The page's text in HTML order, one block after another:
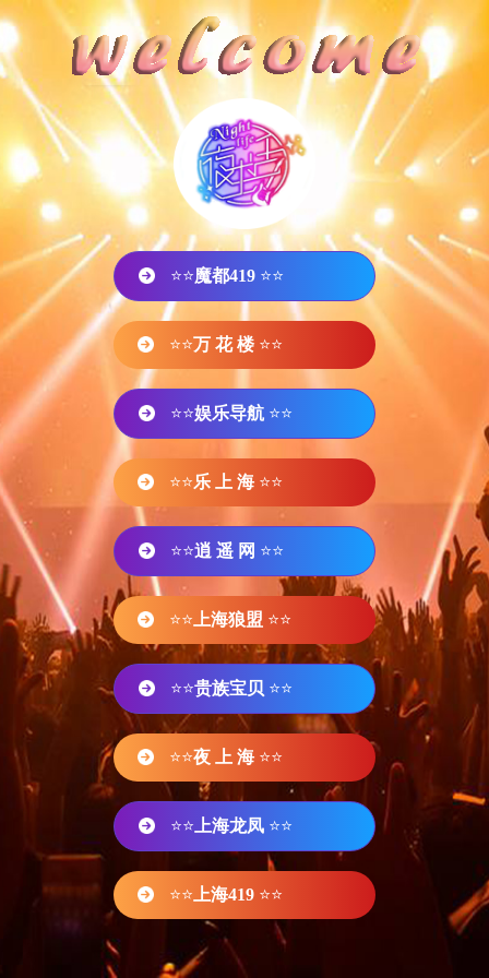
⭐⭐魔都419 ⭐⭐
⭐⭐万 花 楼 ⭐⭐
⭐⭐娱乐导航 ⭐⭐
⭐⭐乐 上 海 ⭐⭐
⭐⭐逍 遥 网 ⭐⭐
⭐⭐ 上海狼盟 ⭐⭐
⭐⭐贵族宝贝 ⭐⭐
⭐⭐夜 上 海 ⭐⭐
⭐⭐ 上海龙凤 ⭐⭐
⭐⭐ 上海419 ⭐⭐